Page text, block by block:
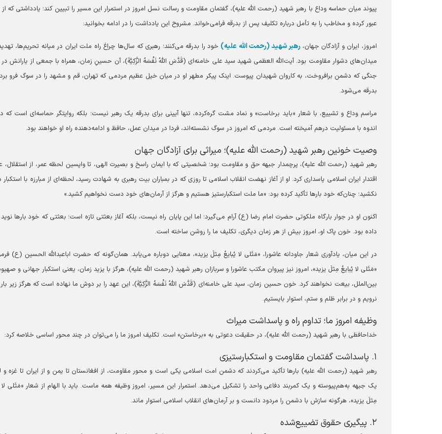
پیوند میان حماسه وداع با رهبر شهید (رحمت الله علیه)، گفتمان مقاومت و رسالت نسل امروز در استمرار این مسیر را تبیین کند؛ یادداشتی که
عبور کرده و مخاطب را به تأمل درباره تکلیف پس از بدرقه فرامی‌خواند. مشروح این یادداشت را در ادامه بخوانید:
امروز، ایران و آزادگان جهان، رهبر شهید (رحمت الله علیه) خود را بدرقه می‌کنند؛ رهبری که سال‌ها چراغ راه ملت ایران در میانه تحریم‌ها،
میدان‌های دشوار مقاومت بود. آیت‌الله العظمی شهید سید علی خامنه‌ای (قَدَّسَ اللَّهُ نَفْسَهُ الزَّکِیَّةَ)، آن حسینِ زمان، همراه با جمعی از یارانش
جنگی که دشمن برافروخت، به کاروان شهیدان پیوست. اینک پیکر مطهر او در میان خیل عظیم مردمی که تهران، قم و مشهد را در سوگ فرو
بدرقه می‌شود.
مراسم وداع و تشییع، با شعار «باید برخاست» و نماد مشت گره‌کرده، تنها آیینی برای بدرقه یک رهبر نیست؛ بلکه روایتگر حماسه‌ای است که
اندوه با مسئولیت درهم آمیخته است. مردمی که امروز در سوگ نشسته‌اند، فردا در میدان عمل، حافظ و ادامه‌دهنده راه او خواهند بود.
وصیت خونین رهبر شهید (رحمت الله علیه)؛ میراثی برای آزادگان جهان
رهبر شهید (رحمت الله علیه)، پرچمدار جبهه حق و مقاومت بود؛ شخصیتی که با ایمان راسخ و بصیرت الهی، تا واپسین لحظه عمر، از استقلال،
اقتدار ایران اسلامی پاسداری کرد. او از آغاز نهضت انقلاب اسلامی تا روزی که در بمباران بیت رهبری به شهادت رسید، لحظه‌ای از مبارزه با
نکشید؛ چنان‌که خود بار‌ها تأکید کرده بود: «ما ملت استکبارستیز هستیم و هرگز از آرمان‌های خود دست نخواهیم کشید.»
اکنون او در جوار بارگاه ملکوتی حضرت امام رضا (ع) آرام می‌گیرد؛ اما این پایان راه نیست، بلکه آغاز بعثتی تازه است؛ بعثتی که خود بار‌ها نوید
داده بود. خون پاک او، امروز بیش از هر زمان دیگری، تکلیف ما را روشن ساخته است.
در این میان، یادآوری شعار جاودانه عاشورا، «مَثَلی لا یُبایعُ مِثلَ یزید»، معنایی دوباره می‌یابد. همان‌گونه که حضرت اباعبدالله الحسین (ع)
«مَثَلی لا یُبایعُ مِثلَ یزید»، امروز نیز پیروان مکتب عاشورا و سربازان رهبر شهید (رحمت الله علیه)، هرگز با یزید زمان، یعنی استکبار جهانی و
بین‌الملل، بیعت نخواهند کرد. خون حسین زمان، سید علی خامنه‌ای (قَدَّسَ اللَّهُ نَفْسَهُ الزَّکِیَّةَ)، این عهد را بر دوش ما نهاده است که هرگز زیر
نرویم و در برابر ظلم و ستم، استوار بایستیم.
وظیفه امروز ما؛ تداوم راه و پاسداشت میراث
خداحافظی با رهبر شهید (رحمت الله علیه)، در حقیقت دعوتی به «برخاستن» است. تکلیف امروز ما را می‌توان در چند محور اساسی خلاصه کرد:
۱. پاسداشت گفتمان مقاومت و استکبارستیزی
رهبر شهید (رحمت الله علیه) بار‌ها تأکید می‌کردند که دشمن امت اسلامی یکی است و محور مقاومت، از افغانستان تا یمن و از ایران تا غزه و
یک جبهه به‌هم‌پیوسته و یک کمربند دفاعی واحد را تشکیل می‌دهد. استمرار این مسیر، امروز وظیفه همه ماست. باید با الهام از شعار «مَثَلی لا
مِثلَ یزید»، هرگونه سازش با دشمن را مردود دانست و بر آرمان‌های انقلاب اسلامی استوار ماند.
۲. پیگیری حقوق تضییع‌شده